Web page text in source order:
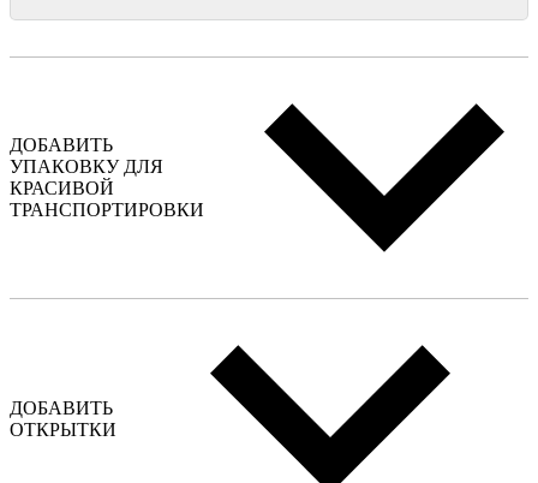
ДОБАВИТЬ
УПАКОВКУ ДЛЯ
КРАСИВОЙ
ТРАНСПОРТИРОВКИ
ДОБАВИТЬ
ОТКРЫТКИ